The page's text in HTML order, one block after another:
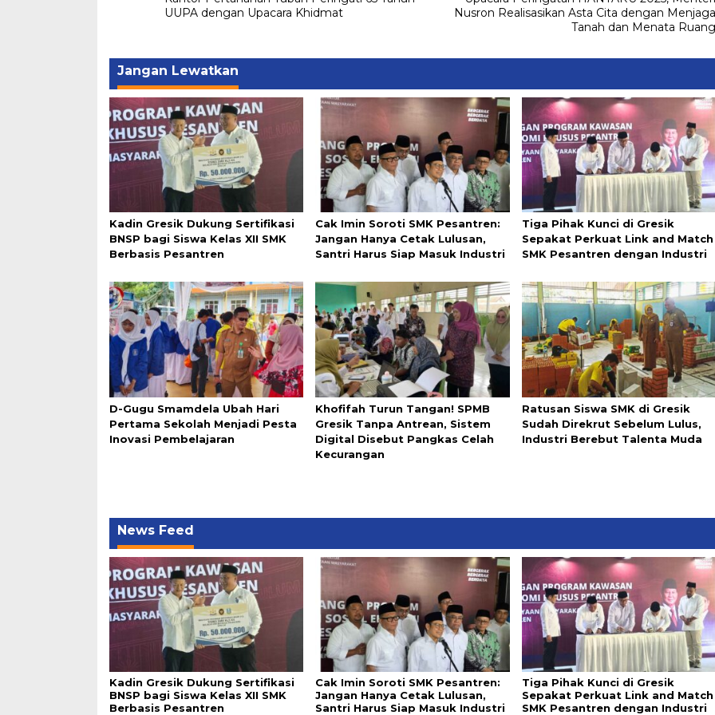
pos
UUPA dengan Upacara Khidmat
Nusron Realisasikan Asta Cita dengan Menjaga
Tanah dan Menata Ruang
Jangan Lewatkan
Kadin Gresik Dukung Sertifikasi
BNSP bagi Siswa Kelas XII SMK
Berbasis Pesantren
Cak Imin Soroti SMK Pesantren:
Jangan Hanya Cetak Lulusan,
Santri Harus Siap Masuk Industri
Tiga Pihak Kunci di Gresik
Sepakat Perkuat Link and Match
SMK Pesantren dengan Industri
D-Gugu Smamdela Ubah Hari
Pertama Sekolah Menjadi Pesta
Inovasi Pembelajaran
Khofifah Turun Tangan! SPMB
Gresik Tanpa Antrean, Sistem
Digital Disebut Pangkas Celah
Kecurangan
Ratusan Siswa SMK di Gresik
Sudah Direkrut Sebelum Lulus,
Industri Berebut Talenta Muda
News Feed
Kadin Gresik Dukung Sertifikasi
BNSP bagi Siswa Kelas XII SMK
Berbasis Pesantren
Cak Imin Soroti SMK Pesantren:
Jangan Hanya Cetak Lulusan,
Santri Harus Siap Masuk Industri
Tiga Pihak Kunci di Gresik
Sepakat Perkuat Link and Match
SMK Pesantren dengan Industri